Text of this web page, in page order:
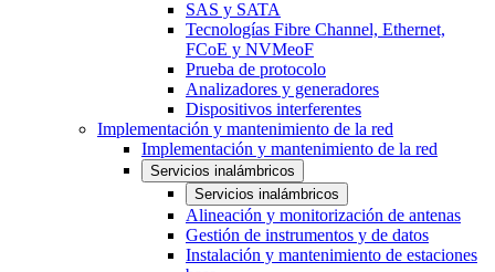
SAS y SATA
Tecnologías Fibre Channel, Ethernet,
FCoE y NVMeoF
Prueba de protocolo
Analizadores y generadores
Dispositivos interferentes
Implementación y mantenimiento de la red
Implementación y mantenimiento de la red
Servicios inalámbricos
Servicios inalámbricos
Alineación y monitorización de antenas
Gestión de instrumentos y de datos
Instalación y mantenimiento de estaciones